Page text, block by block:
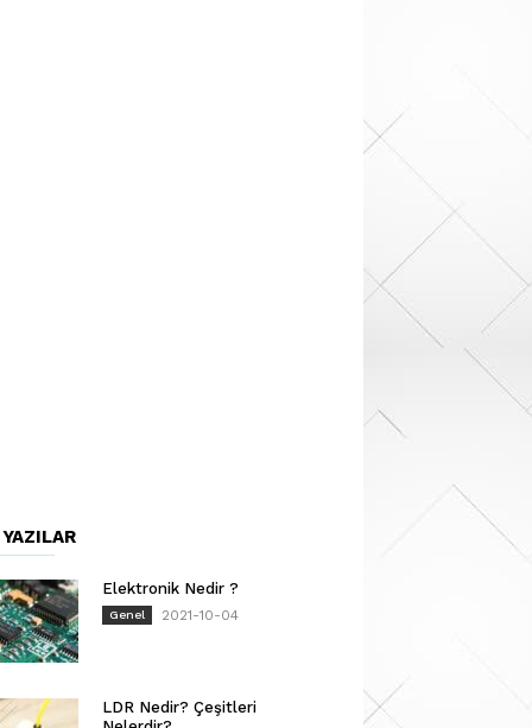
Elektronik Nedir ?
Genel 2021-10-04
LDR Nedir? Çeşitleri